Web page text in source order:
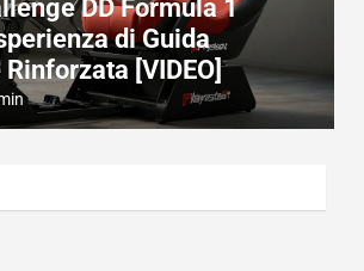
DD Formula 1
di Guida
[VIDEO]